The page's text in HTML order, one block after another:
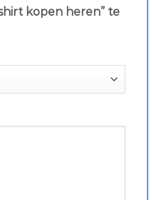
kopen heren” te